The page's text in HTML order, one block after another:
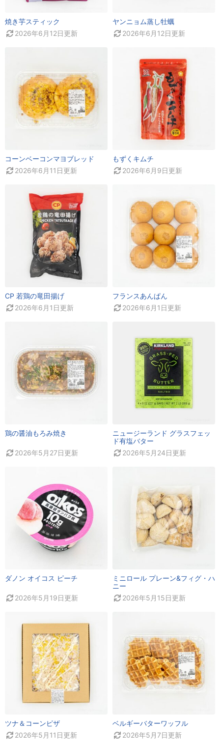
焼き芋スティック
2026年6月12日更新
ヤンニョム蒸し牡蠣
2026年6月12日更新
コーンベーコンマヨブレッド
2026年6月11日更新
もずくキムチ
2026年6月9日更新
CP 若鶏の竜田揚げ
2026年6月1日更新
フランスあんぱん
2026年6月1日更新
鶏の醤油もろみ焼き
2026年5月27日更新
ニュージーランド グラスフェッ
ド有塩バター
2026年5月24日更新
ダノン オイコス ピーチ
2026年5月19日更新
ミニロール プレーン&フィグ・ハ
ニー
2026年5月15日更新
ツナ＆コーンピザ
2026年5月11日更新
ベルギーバターワッフル
2026年5月7日更新